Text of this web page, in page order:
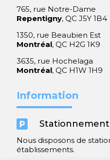
765, rue Notre-Dame
Repentigny, QC J5Y 1B4
1350, rue Beaubien Est
Montréal, QC H2G 1K9
3635, rue Hochelaga
Montréal, QC H1W 1H9
Information
 Stationnement
Nous disposons de
établissements.